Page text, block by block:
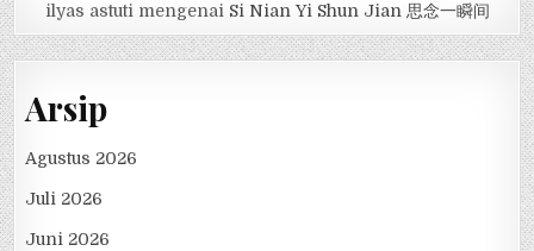
ilyas astuti mengenai Si Nian Yi Shun Jian 思念一瞬间
Arsip
Agustus 2026
Juli 2026
Juni 2026